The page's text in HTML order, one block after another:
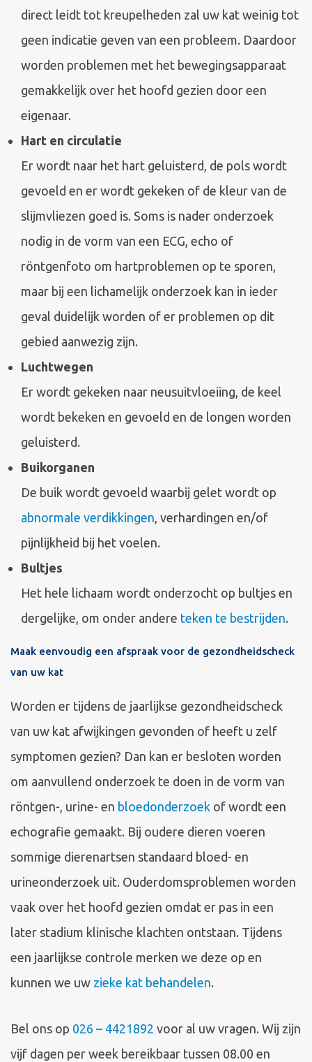
direct leidt tot kreupelheden zal uw kat weinig tot
geen indicatie geven van een probleem. Daardoor
worden problemen met het bewegingsapparaat
gemakkelijk over het hoofd gezien door een
eigenaar.
Hart en circulatie
Er wordt naar het hart geluisterd, de pols wordt
gevoeld en er wordt gekeken of de kleur van de
slijmvliezen goed is. Soms is nader onderzoek
nodig in de vorm van een ECG, echo of
röntgenfoto om hartproblemen op te sporen,
maar bij een lichamelijk onderzoek kan in ieder
geval duidelijk worden of er problemen op dit
gebied aanwezig zijn.
Luchtwegen
Er wordt gekeken naar neusuitvloeiing, de keel
wordt bekeken en gevoeld en de longen worden
geluisterd.
Buikorganen
De buik wordt gevoeld waarbij gelet wordt op
abnormale verdikkingen, verhardingen en/of
pijnlijkheid bij het voelen.
Bultjes
Het hele lichaam wordt onderzocht op bultjes en
dergelijke, om onder andere teken te bestrijden.
Maak eenvoudig een afspraak voor de gezondheidscheck
van uw kat
Worden er tijdens de jaarlijkse gezondheidscheck
van uw kat afwijkingen gevonden of heeft u zelf
symptomen gezien? Dan kan er besloten worden
om aanvullend onderzoek te doen in de vorm van
röntgen-, urine- en bloedonderzoek of wordt een
echografie gemaakt. Bij oudere dieren voeren
sommige dierenartsen standaard bloed- en
urineonderzoek uit. Ouderdomsproblemen worden
vaak over het hoofd gezien omdat er pas in een
later stadium klinische klachten ontstaan. Tijdens
een jaarlijkse controle merken we deze op en
kunnen we uw zieke kat behandelen.
Bel ons op 026 – 4421892 voor al uw vragen. Wij zijn
vijf dagen per week bereikbaar tussen 08.00 en